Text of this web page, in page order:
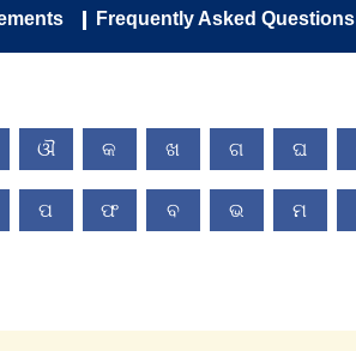
Frequently Asked Questions
ଔ କ ଖ ଗ ଘ
ପ ଫ ବ ଭ ମ